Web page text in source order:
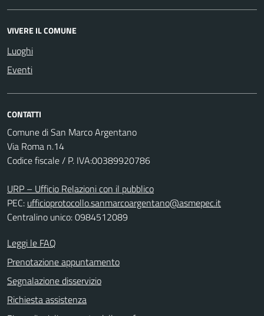
VIVERE IL COMUNE
Luoghi
Eventi
CONTATTI
Comune di San Marco Argentano
Via Roma n.14
Codice fiscale / P. IVA:00389920786
URP – Ufficio Relazioni con il pubblico
PEC: ufficioprotocollo.sanmarcoargentano@asmepec.it
Centralino unico: 0984512089
Leggi le FAQ
Prenotazione appuntamento
Segnalazione disservizio
Richiesta assistenza